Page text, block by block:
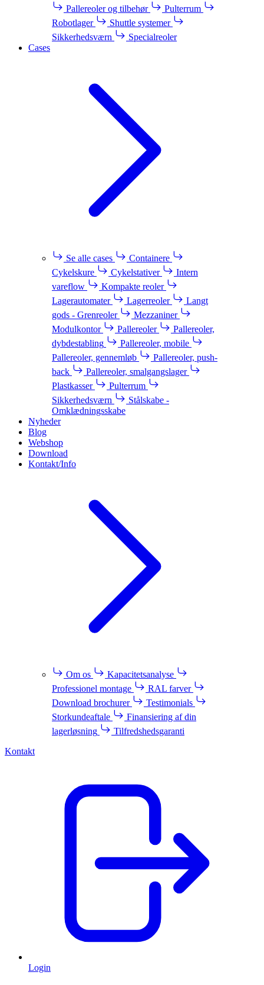
Pallereoler og tilbehør
Pulterrum
Robotlager
Shuttle systemer
Sikkerhedsværn
Specialreoler
Cases
Se alle cases
Containere
Cykelskure
Cykelstativer
Intern
vareflow
Kompakte reoler
Lagerautomater
Lagerreoler
Langt
gods - Grenreoler
Mezzaniner
Modulkontor
Pallereoler
Pallereoler,
dybdestabling
Pallereoler, mobile
Pallereoler, gennemløb
Pallereoler, push-
back
Pallereoler, smalgangslager
Plastkasser
Pulterrum
Sikkerhedsværn
Stålskabe -
Omklædningsskabe
Nyheder
Blog
Webshop
Download
Kontakt/Info
Om os
Kapacitetsanalyse
Professionel montage
RAL farver
Download brochurer
Testimonials
Storkundeaftale
Finansiering af din
lagerløsning
Tilfredshedsgaranti
Kontakt
Login